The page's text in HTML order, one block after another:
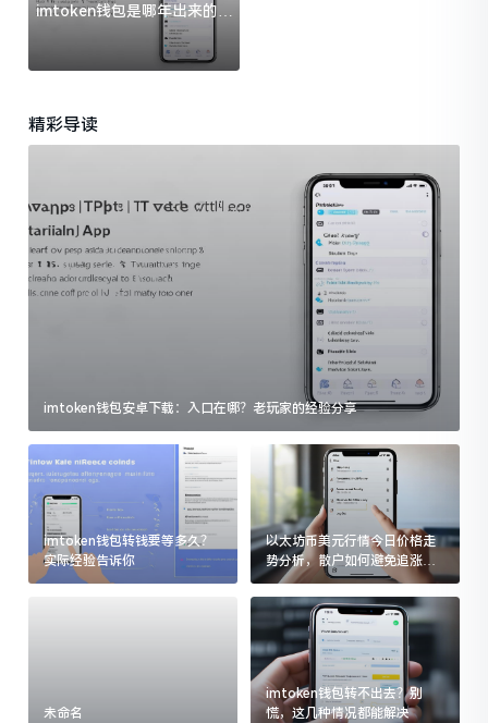
imtoken钱包是哪年出来的？
一文给你说清楚
精彩导读
imtoken钱包安卓下载：入口在哪？老玩家的经验分享
imtoken钱包转钱要等多久？
实际经验告诉你
以太坊币美元行情今日价格走
势分析，散户如何避免追涨杀
跌被套牢
未命名
imtoken钱包转不出去？别
慌，这几种情况都能解决